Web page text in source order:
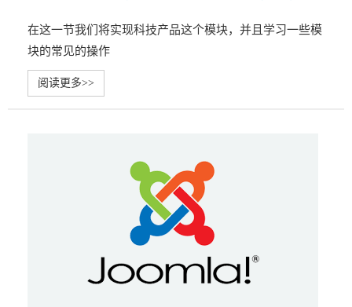
在这一节我们将实现科技产品这个模块，并且学习一些模
块的常见的操作
阅读更多>>